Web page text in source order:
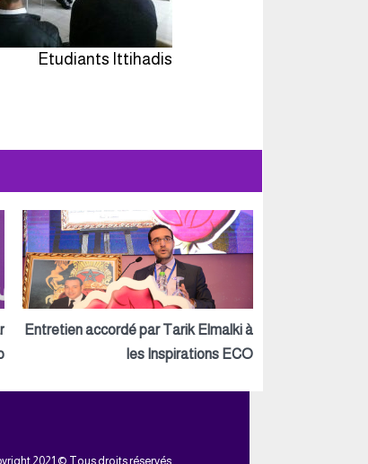
Etudiants Ittihadis
Entretien accordé par Tarik Elmalki à
les Inspirations ECO
2021 © Tous droits réservés